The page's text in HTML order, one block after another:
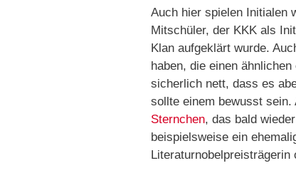
Auch hier spielen Initialen
Mitschüler, der KKK als
Klan aufgeklärt wurde.
haben, die einen
sicherlich nett, dass es
sollte einem bewusst
Sternchen, das bald
beispielsweise ein
Literaturnobelpreisträgerin